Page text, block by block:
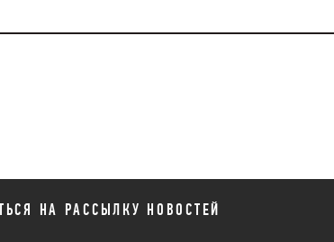
НА РАССЫЛКУ НОВОСТЕЙ